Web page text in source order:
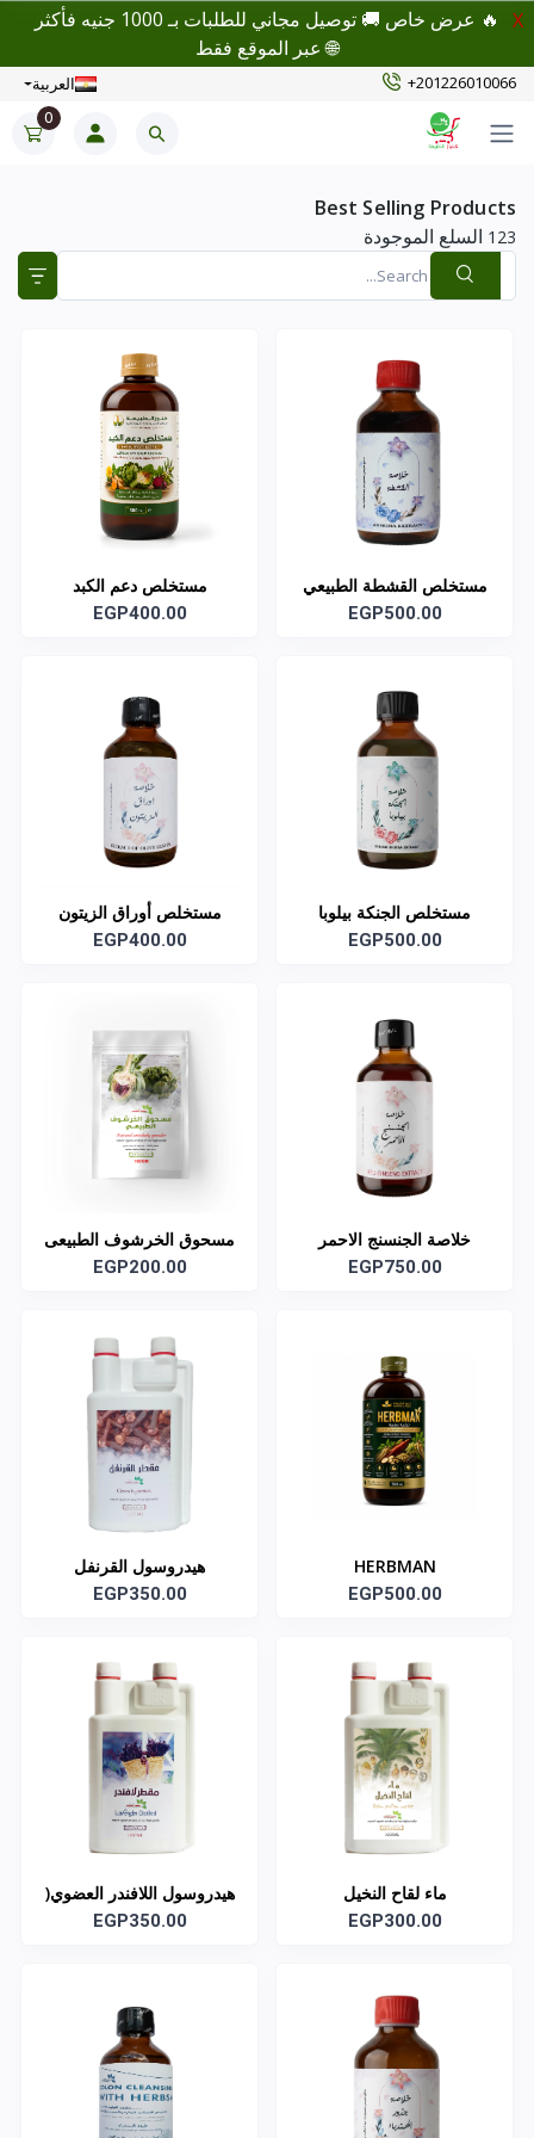
🔥 عرض خاص 🚚 توصيل مجاني للطلبات بـ 1000 جنيه فأكثر
🌐 عبر الموقع فقط
X
+201226010066 العربية
0
Best Selling Products
123 السلع الموجودة
مستخلص القشطة الطبيعي
السائل
EGP500.00
مستخلص دعم الكبد
EGP400.00
مستخلص الجنكة بيلوبا
EGP500.00
مستخلص أوراق الزيتون
EGP400.00
خلاصة الجنسنج الاحمر
EGP750.00
مسحوق الخرشوف الطبيعى
EGP200.00
HERBMAN
EGP500.00
هيدروسول القرنفل
EGP350.00
ماء لقاح النخيل
EGP300.00
هيدروسول اللافندر العضوي(
زهرة الخزامي)
EGP350.00